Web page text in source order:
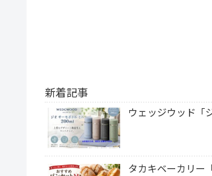
新着記事
ウェッジウッド「
タカキベーカリー